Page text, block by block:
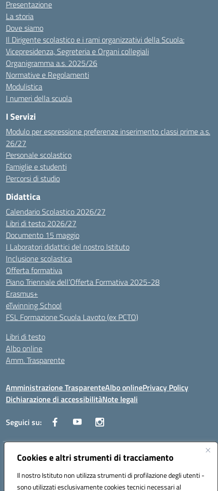
Cookies e altri strumenti di tracciamento
Il nostro Istituto non utilizza strumenti di profilazione degli utenti -
sono utilizzati esclusivamente cookies tecnici necessari al
Presentazione
La storia
Dove siamo
Il Dirigente scolastico e i rami organizzativi della Scuola:
Vicepresidenza, Segreteria e Organi collegiali
Organigramma a.s. 2025/26
Normative e Regolamenti
Modulistica
I numeri della scuola
I Servizi
Modulo per espressione preferenze inserimento classi prime a.s.
26/27
Personale scolastico
Famiglie e studenti
Percorsi di studio
Didattica
Calendario Scolastico 2026/27
Libri di testo 2026/27
Documento 15 maggio
I Laboratori didattici del nostro Istituto
Inclusione scolastica
Offerta formativa
Piano Triennale dell’Offerta Formativa 2025-28
Erasmus+
eTwinning School
FSL Formazione Scuola Lavoto (ex PCTO)
Libri di testo
Albo online
Amm. Trasparente
Amministrazione TrasparenteAlbo onlinePrivacy Policy
Dichiarazione di accessibilitàNote legali
Seguici su:
Indirizzo:Lecce
Posta elettronica certificata (PEC):leis03400t@pec.istruzione.it